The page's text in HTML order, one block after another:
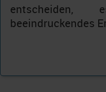
beeindruckendes